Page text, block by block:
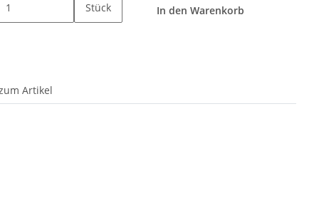
Stück In den Warenkorb
Artikel